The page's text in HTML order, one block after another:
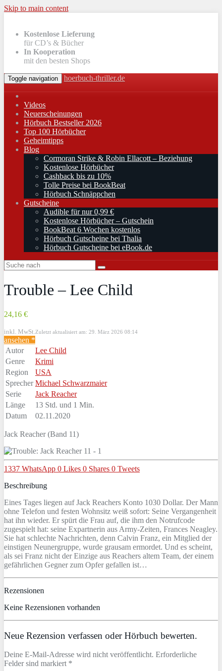
Skip to main content
Kostenlose Lieferung
für CD’s & Bücher
In Kooperation
mit den besten Shops
Toggle navigation hoerbuch-thriller.de
Videos
Neuerscheinungen
Hörbuch Bestseller 2026
Top 100 Hörbücher
Geheimtipps
Blog
Cormoran Strike & Robin Ellacott – Beziehung
Kostenlose Hörbücher
Cashback bis zu 10%
Tolle Preise bei BookBeat
Hörbuch Schnäppchen
Gutscheine
Audible für nur 0,99 €
Kostenlose Hörbücher – Gutschein
BookBeat 6 Wochen kostenlos
Hörbuch Gutscheine bei Thalia
Hörbuch Gutscheine bei eBook.de
Trouble – Lee Child
24,16 €
inkl. MwSt. Zuletzt aktualisiert am: 29. März 2026 08:14
ansehen *
Autor
Lee Child
Genre
Krimi
Region
USA
Sprecher Michael Schwarzmaier
Serie
Jack Reacher
Länge
13 Std. und 1 Min.
Datum
02.11.2020
Jack Reacher (Band 11)
1337 WhatsApp 0 Likes 0 Shares 0 Tweets
Beschreibung
Eines Tages liegen auf Jack Reachers Konto 1030 Dollar. Der Mann
ohne Telefon und festen Wohnsitz weiß sofort: Seine Vergangenheit
hat ihn wieder. Er spürt die Frau auf, die ihm den Notrufcode
zugespielt hat: seine Expartnerin aus Army-Zeiten, Frances Neagley.
Sie hat schlechte Nachrichten, denn Calvin Franz, ein Mitglied der
einstigen Neunergruppe, wurde grausam ermordet. Und es scheint,
als sei Franz nicht der Einzige aus Reachers altem Team, der einem
gefährlichen Gegner zum Opfer gefallen ist…
Rezensionen
Keine Rezensionen vorhanden
Neue Rezension verfassen oder Hörbuch bewerten.
Deine E-Mail-Adresse wird nicht veröffentlicht. Erforderliche
Felder sind markiert *